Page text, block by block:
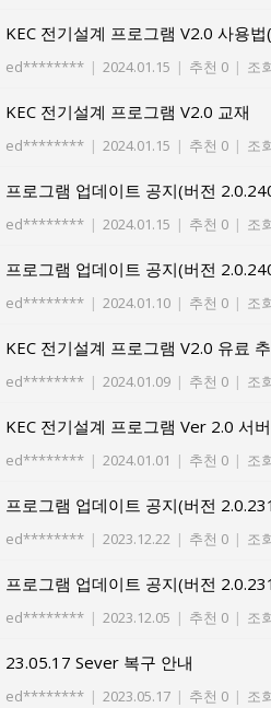
KEC 전기설계 프로그램 V2.0 사용
ed******** | 2024.01.15 | 추천 0 | 조
KEC 전기설계 프로그램 V2.0 교재
ed******** | 2024.01.15 | 추천 0 | 조
프로그램 업데이트 공지(버전
ed******** | 2024.01.15 | 추천 0 | 조
프로그램 업데이트 공지(버전
ed******** | 2024.01.10 | 추천 0 | 조
KEC 전기설계 프로그램 V2.0 유료
ed******** | 2024.01.09 | 추천 0 | 조
KEC 전기설계 프로그램 Ver 2.0 서
ed******** | 2024.01.01 | 추천 0 | 조
프로그램 업데이트 공지(버전
ed******** | 2023.12.22 | 추천 0 | 조
프로그램 업데이트 공지(버전
ed******** | 2023.12.05 | 추천 0 | 조
23.05.17 Sever 복구 안내
ed******** | 2023.05.17 | 추천 0 | 조